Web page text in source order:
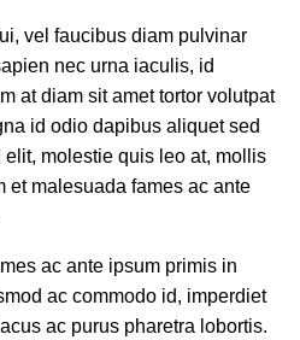
vel faucibus diam pulvinar
nec urna iaculis, id
at diam sit amet tortor volutpat
id odio dapibus aliquet sed
molestie quis leo at, mollis
et malesuada fames ac ante
ac ante ipsum primis in
ac commodo id, imperdiet
ac purus pharetra lobortis.